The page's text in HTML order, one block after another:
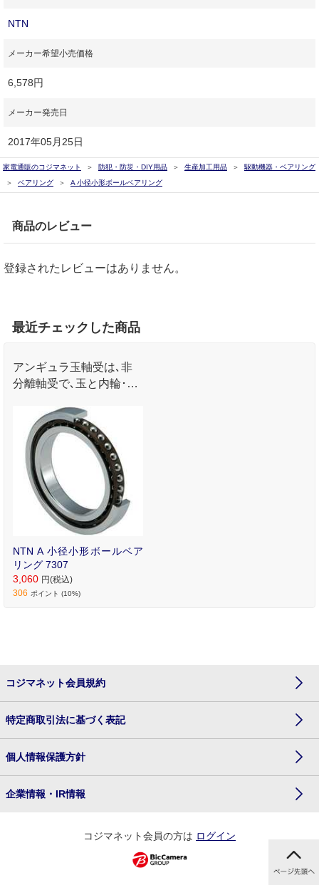
NTN
メーカー希望小売価格
6,578円
メーカー発売日
2017年05月25日
家電通販のコジマネット 防犯・防災・DIY用品 生産加工用品
駆動機器・ベアリング
ベアリング
A 小径小形ボールベアリング
商品のレビュー
登録されたレビューはありません。
最近チェックした商品
アンギュラ玉軸受は､非
分離軸受で､玉と内輪･外
がラジアル方向に対して
ある角度(接触角)をもっ
ています｡
NTN A 小径小形ボールベア
リング 7307
3,060 円(税込)
306 ポイント (10%)
コジマネット会員規約
特定商取引法に基づく表記
個人情報保護方針
企業情報・IR情報
コジマネット会員の方は ログイン